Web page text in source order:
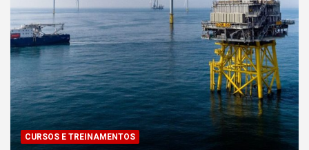
CURSOS E TREINAMENTOS